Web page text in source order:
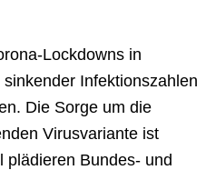
Lockdowns in
Infektionszahlen
Die Sorge um die
Virusvariante ist
plädieren Bundes- und